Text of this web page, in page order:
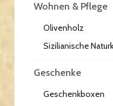
Wohnen & Pflege
Olivenholz
Sizilianische
Geschenke
Geschenkboxen